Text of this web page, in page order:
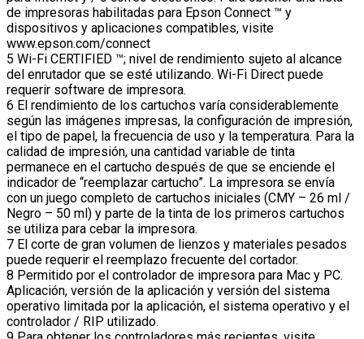
de impresoras habilitadas para Epson Connect ™ y
dispositivos y aplicaciones compatibles, visite
www.epson.com/connect
5 Wi-Fi CERTIFIED ™; nivel de rendimiento sujeto al alcance
del enrutador que se esté utilizando. Wi-Fi Direct puede
requerir software de impresora.
6 El rendimiento de los cartuchos varía considerablemente
según las imágenes impresas, la configuración de impresión,
el tipo de papel, la frecuencia de uso y la temperatura. Para la
calidad de impresión, una cantidad variable de tinta
permanece en el cartucho después de que se enciende el
indicador de “reemplazar cartucho”. La impresora se envía
con un juego completo de cartuchos iniciales (CMY – 26 ml /
Negro – 50 ml) y parte de la tinta de los primeros cartuchos
se utiliza para cebar la impresora.
7 El corte de gran volumen de lienzos y materiales pesados ​​
puede requerir el reemplazo frecuente del cortador.
8 Permitido por el controlador de impresora para Mac y PC.
Aplicación, versión de la aplicación y versión del sistema
operativo limitada por la aplicación, el sistema operativo y el
controlador / RIP utilizado.